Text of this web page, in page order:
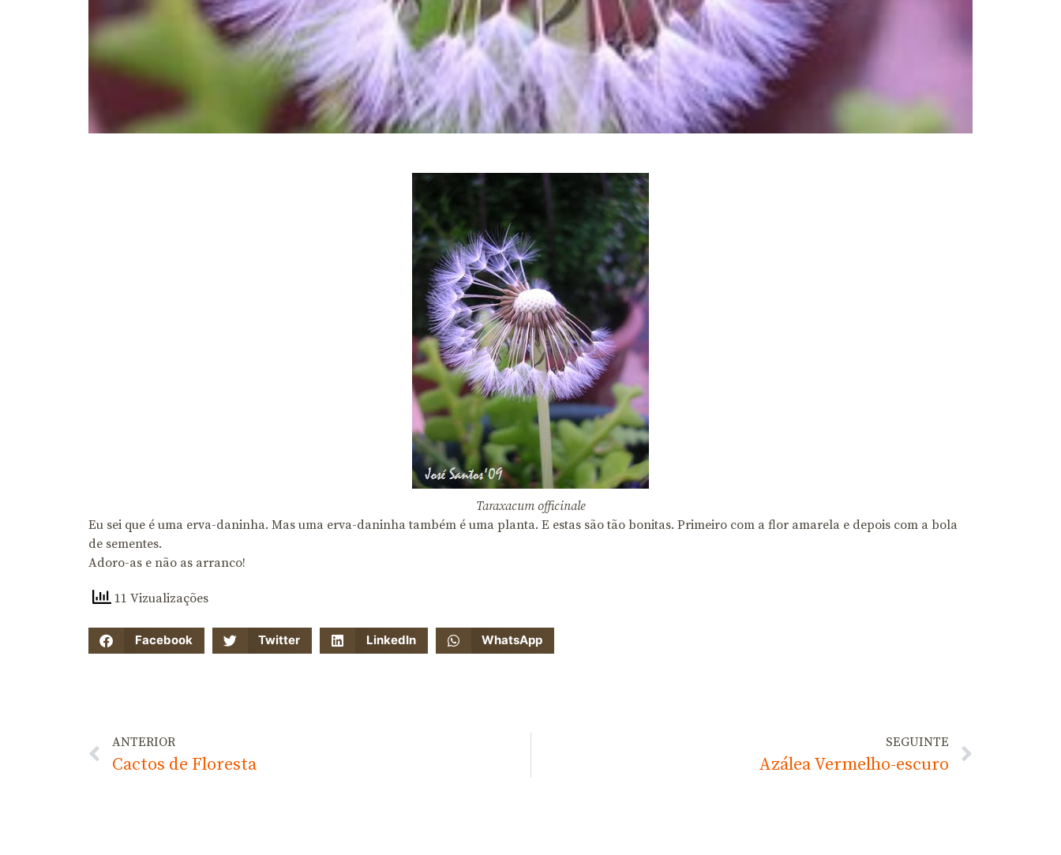
Taraxacum officinale
Eu sei que é uma erva-daninha. Mas uma erva-daninha também é uma planta. E estas são tão bonitas. Primeiro com a flor amarela e depois com a bola
de sementes.
Adoro-as e não as arranco!
11 Vizualizações
Facebook Twitter LinkedIn WhatsApp
ANTERIOR
Cactos de Floresta
SEGUINTE
Azálea Vermelho-escuro